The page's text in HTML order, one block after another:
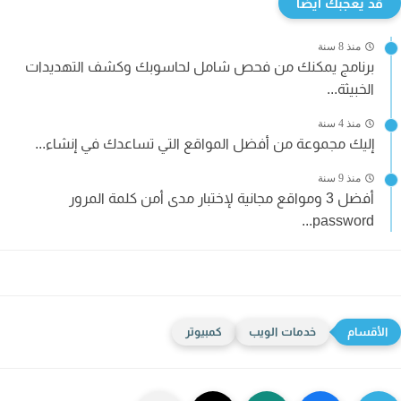
قد يعجبك ايضا
منذ 8 سنة
برنامج يمكنك من فحص شامل لحاسوبك وكشف التهديدات
الخبيثة...
منذ 4 سنة
إليك مجموعة من أفضل المواقع التي تساعدك في إنشاء...
منذ 9 سنة
أفضل 3 ومواقع مجانية لإختبار مدى أمن كلمة المرور
password...
خدمات الويب كمبيوتر